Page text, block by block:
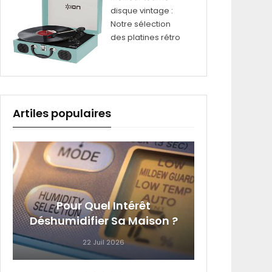
disque vintage :
Notre sélection
des platines rétro
Artiles populaires
Pour Quel Intérêt
Déshumidifier Sa Maison ?
22 Juil 2026